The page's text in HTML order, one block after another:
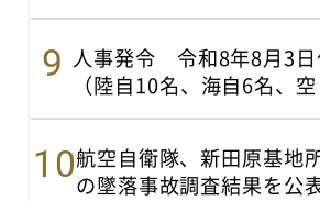
人事発令 令和8年8月3日
（陸自10名、海自6名、空
航空自衛隊、新田原基地
の墜落事故調査結果を公